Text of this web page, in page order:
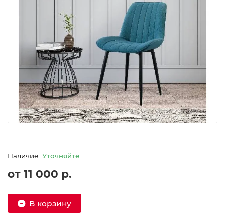
Уточняйте
от 11 000 р.
В корзину